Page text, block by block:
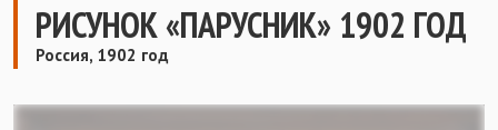
РИСУНОК «ПАРУСНИК» 1902 ГОД
Россия, 1902 год